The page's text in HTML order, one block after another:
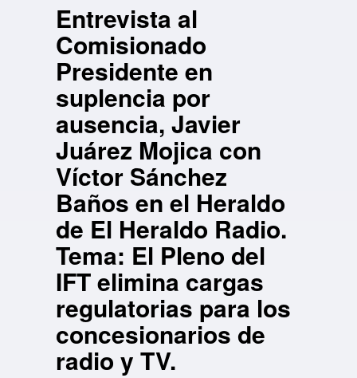
Entrevista al
Comisionado
Presidente en
suplencia por
ausencia, Javier
Juárez Mojica con
Víctor Sánchez
Baños en el Heraldo
de El Heraldo Radio.
Tema: El Pleno del
IFT elimina cargas
regulatorias para los
concesionarios de
radio y TV.